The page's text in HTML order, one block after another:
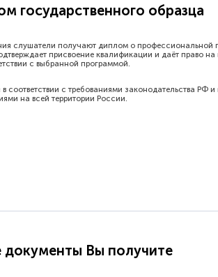
государственного образца
слушатели получают диплом о профессиональной
присвоение квалификации и даёт право
с выбранной программой.
соответствии с требованиями законодательства РФ
на всей территории России.
документы Вы получите